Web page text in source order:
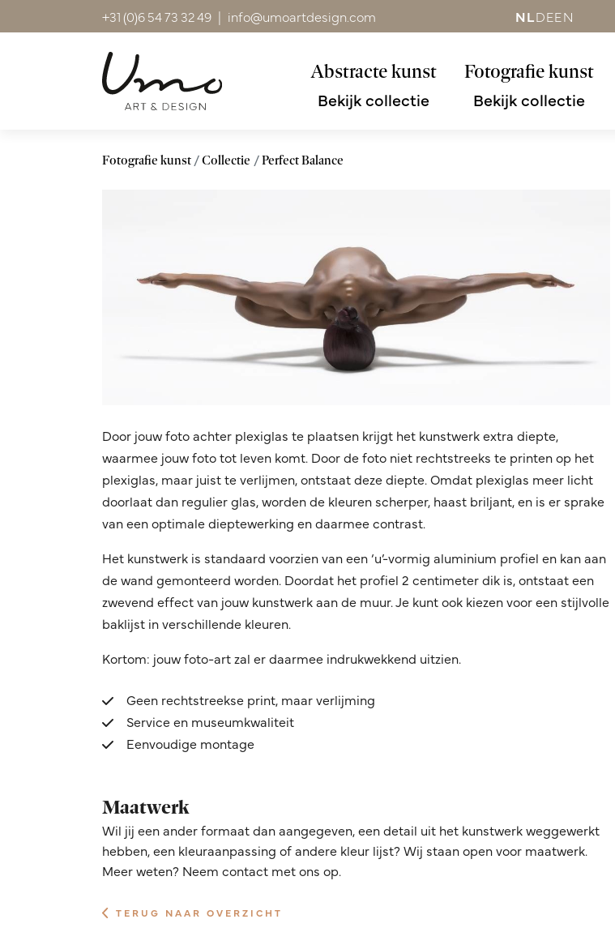
+31 (0)6 54 73 32 49 | info@umoartdesign.com NLDEEN
Abstracte kunst
Bekijk collectie
Fotografie kunst
Bekijk collectie
Fotografie kunst Collectie Perfect Balance
Door jouw foto achter plexiglas te plaatsen krijgt het kunstwerk extra diepte,
waarmee jouw foto tot leven komt. Door de foto niet rechtstreeks te printen op het
plexiglas, maar juist te verlijmen, ontstaat deze diepte. Omdat plexiglas meer licht
doorlaat dan regulier glas, worden de kleuren scherper, haast briljant, en is er sprake
van een optimale dieptewerking en daarmee contrast.
Het kunstwerk is standaard voorzien van een ‘u’-vormig aluminium profiel en kan aan
de wand gemonteerd worden. Doordat het profiel 2 centimeter dik is, ontstaat een
zwevend effect van jouw kunstwerk aan de muur. Je kunt ook kiezen voor een stijlvolle
baklijst in verschillende kleuren.
Kortom: jouw foto-art zal er daarmee indrukwekkend uitzien.
Geen rechtstreekse print, maar verlijming
Service en museumkwaliteit
Eenvoudige montage
Maatwerk
Wil jij een ander formaat dan aangegeven, een detail uit het kunstwerk weggewerkt
hebben, een kleuraanpassing of andere kleur lijst? Wij staan open voor maatwerk.
Meer weten? Neem contact met ons op.
TERUG NAAR OVERZICHT